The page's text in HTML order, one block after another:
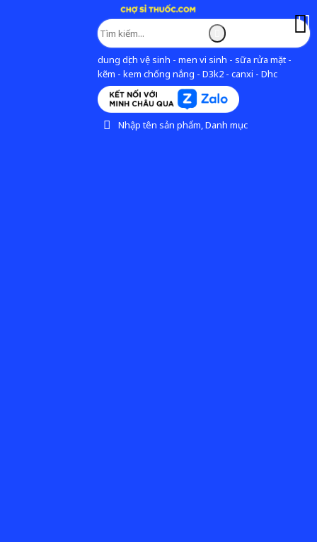
dung dịch vệ sinh - men vi sinh - sữa rửa mặt -
kẽm - kem chống nắng - D3k2 - canxi - Dhc
Nhập tên sản phẩm, Danh mục